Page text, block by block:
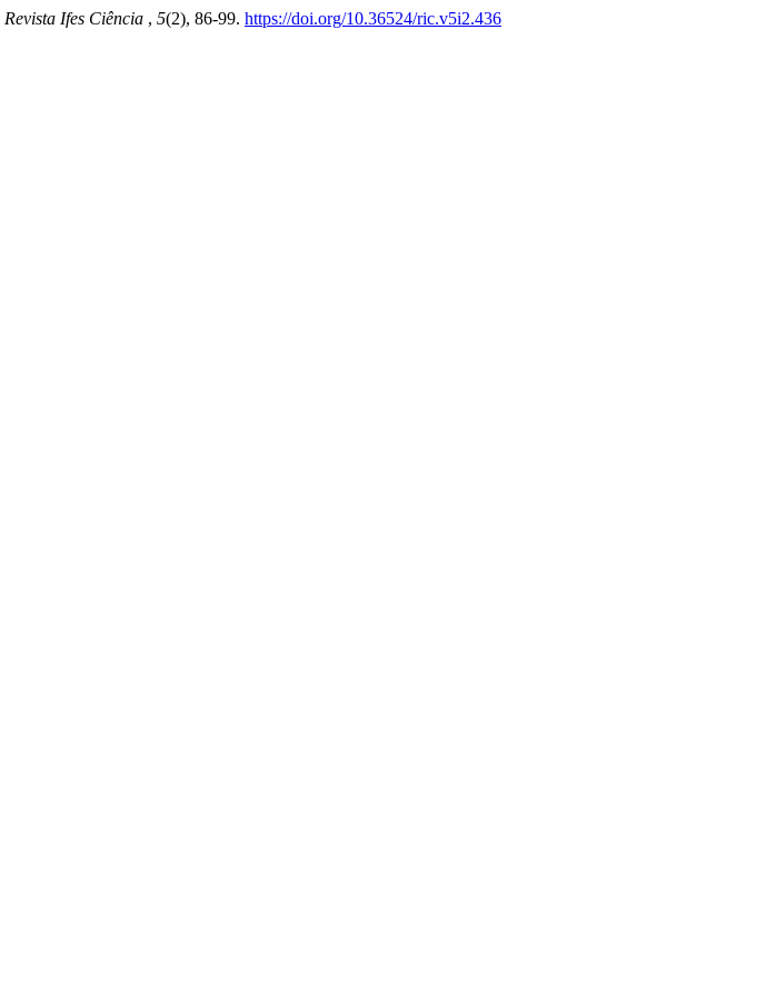
Revista Ifes Ciência , 5(2), 86-99. https://doi.org/10.36524/ric.v5i2.436